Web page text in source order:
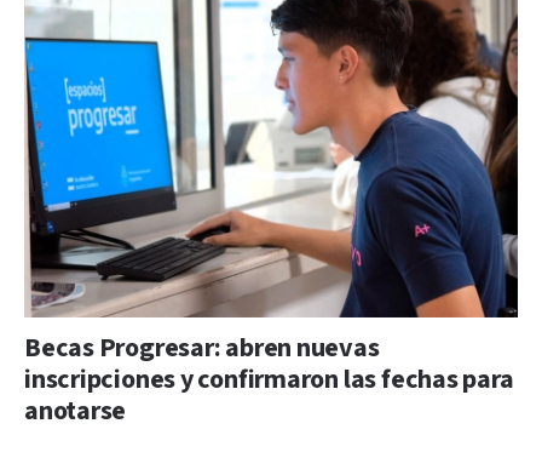
Becas Progresar: abren nuevas
inscripciones y confirmaron las fechas para
anotarse